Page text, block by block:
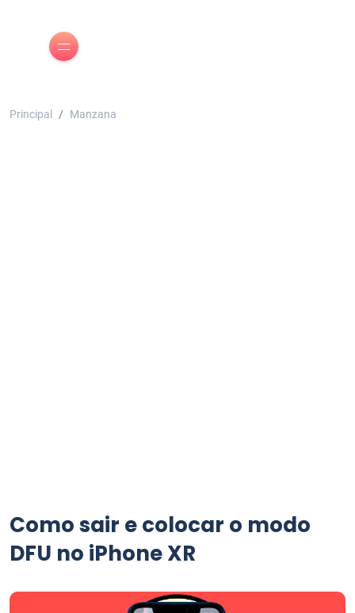
Principal Manzana
Como sair e colocar o modo
DFU no iPhone XR